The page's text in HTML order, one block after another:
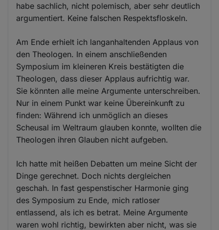
habe sachlich, nicht polemisch, aber sehr deutlich
argumentiert. Keine falschen Respektsfloskeln.
Am Ende erhielt ich langanhaltenden Applaus von
den Theologen. In einem anschließenden
Symposium im kleineren Kreis bestätigten die
Theologen, dass dieser Applaus aufrichtig war.
Sie könnten alle meine Argumente unterschreiben.
Nur in einem Punkt war keine Übereinkunft zu
finden: Während ich unmöglich an dieses
Scheusal im Weltraum glauben konnte, wollten die
Theologen ihren Glauben nicht aufgeben.
Ich hatte mit heißen Debatten um meine Sicht der
Dinge gerechnet. Doch nichts dergleichen
geschah. In fast gespenstischer Harmonie ging
des Symposium zu Ende, mich ratloser
entlassend, als ich es betrat. Meine Argumente
waren wohl richtig, bewirkten aber nicht, was sie